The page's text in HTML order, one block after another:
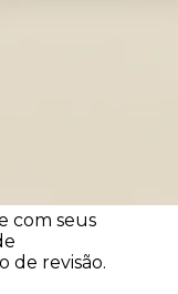
com seus
de revisão.